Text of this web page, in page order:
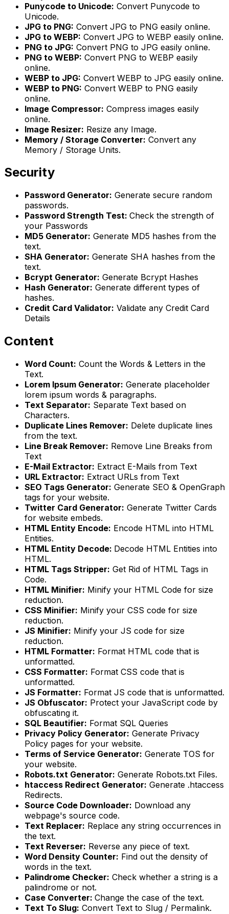
Punycode to Unicode: Convert Punycode to
Unicode.
JPG to PNG: Convert JPG to PNG easily online.
JPG to WEBP: Convert JPG to WEBP easily online.
PNG to JPG: Convert PNG to JPG easily online.
PNG to WEBP: Convert PNG to WEBP easily
online.
WEBP to JPG: Convert WEBP to JPG easily online.
WEBP to PNG: Convert WEBP to PNG easily
online.
Image Compressor: Compress images easily
online.
Image Resizer: Resize any Image.
Memory / Storage Converter: Convert any
Memory / Storage Units.
Security
Password Generator: Generate secure random
passwords.
Password Strength Test: Check the strength of
your Passwords
MD5 Generator: Generate MD5 hashes from the
text.
SHA Generator: Generate SHA hashes from the
text.
Bcrypt Generator: Generate Bcrypt Hashes
Hash Generator: Generate different types of
hashes.
Credit Card Validator: Validate any Credit Card
Details
Content
Word Count: Count the Words & Letters in the
Text.
Lorem Ipsum Generator: Generate placeholder
lorem ipsum words & paragraphs.
Text Separator: Separate Text based on
Characters.
Duplicate Lines Remover: Delete duplicate lines
from the text.
Line Break Remover: Remove Line Breaks from
Text
E-Mail Extractor: Extract E-Mails from Text
URL Extractor: Extract URLs from Text
SEO Tags Generator: Generate SEO & OpenGraph
tags for your website.
Twitter Card Generator: Generate Twitter Cards
for website embeds.
HTML Entity Encode: Encode HTML into HTML
Entities.
HTML Entity Decode: Decode HTML Entities into
HTML.
HTML Tags Stripper: Get Rid of HTML Tags in
Code.
HTML Minifier: Minify your HTML Code for size
reduction.
CSS Minifier: Minify your CSS code for size
reduction.
JS Minifier: Minify your JS code for size
reduction.
HTML Formatter: Format HTML code that is
unformatted.
CSS Formatter: Format CSS code that is
unformatted.
JS Formatter: Format JS code that is unformatted.
JS Obfuscator: Protect your JavaScript code by
obfuscating it.
SQL Beautifier: Format SQL Queries
Privacy Policy Generator: Generate Privacy
Policy pages for your website.
Terms of Service Generator: Generate TOS for
your website.
Robots.txt Generator: Generate Robots.txt Files.
htaccess Redirect Generator: Generate .htaccess
Redirects.
Source Code Downloader: Download any
webpage's source code.
Text Replacer: Replace any string occurrences in
the text.
Text Reverser: Reverse any piece of text.
Word Density Counter: Find out the density of
words in the text.
Palindrome Checker: Check whether a string is a
palindrome or not.
Case Converter: Change the case of the text.
Text To Slug: Convert Text to Slug / Permalink.